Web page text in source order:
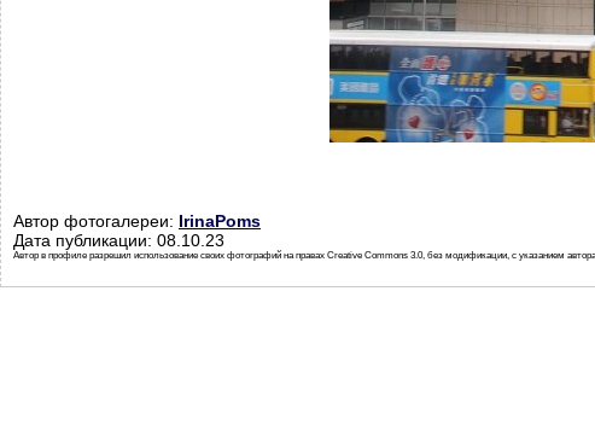
Автор фотогалереи: IrinaPoms
Дата публикации: 08.10.23
Автор в профиле разрешил использование своих фотографий на правах Creative Commons 3.0, без модификации, с указанием